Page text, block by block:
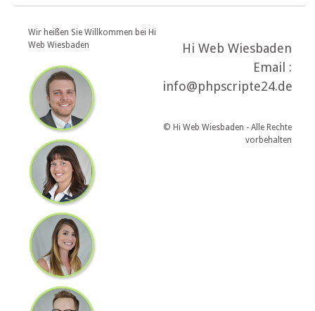
Wir heißen Sie Willkommen bei Hi
Web Wiesbaden
Hi Web Wiesbaden
Email :
info@phpscripte24.de
© Hi Web Wiesbaden - Alle Rechte
vorbehalten